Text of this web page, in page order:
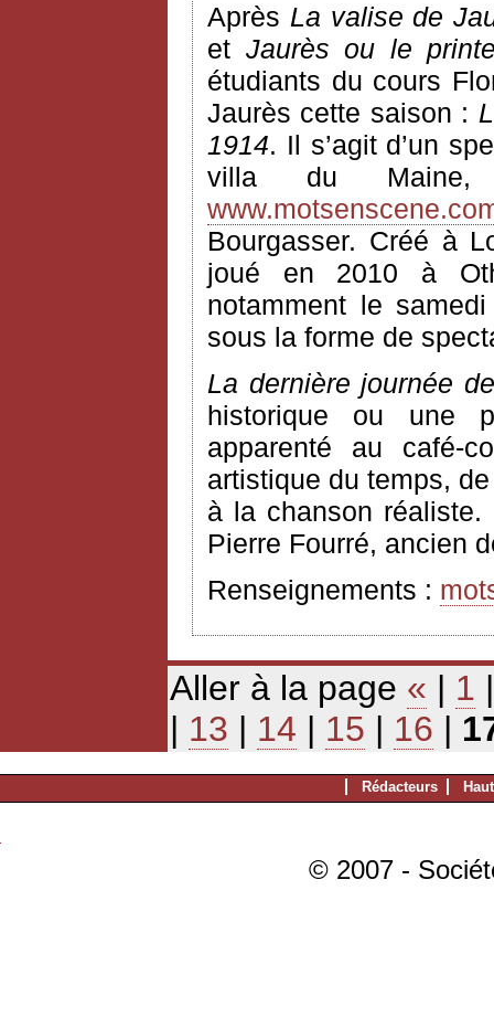
Après La valise de
et Jaurès ou le
étudiants du cours
Jaurès cette saison :
1914. Il s’agit d’un
villa du
Bourgasser. Créé à
joué en 2010 à
notamment le
sous la forme de
La dernière journée
historique ou une
apparenté au café-
artistique du temps,
à la chanson
Pierre Fourré, ancien
Renseignements :
Aller à la page « | 1
| 13 | 14 | 15 | 16 |
Rédacteurs
© 2007 -